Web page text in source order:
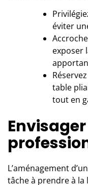
éviter
exposer
table
tout en
Envisager
L’aménagement
tâche à prendre à la